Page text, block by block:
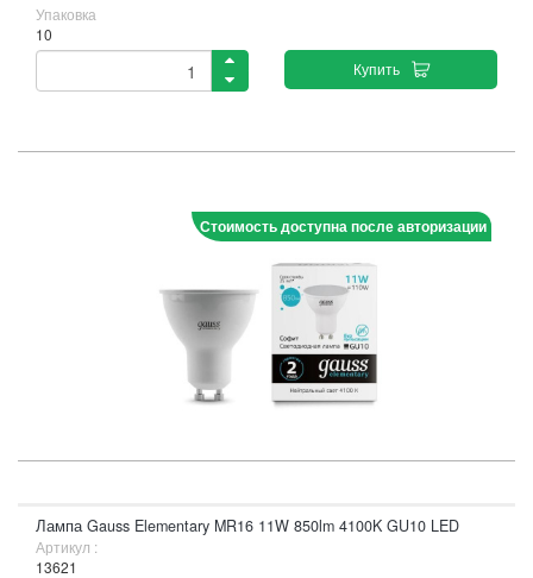
Упаковка
10
Купить
Стоимость доступна после авторизации
Лампа Gauss Elementary MR16 11W 850lm 4100K GU10 LED
Артикул :
13621